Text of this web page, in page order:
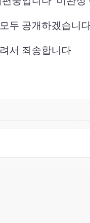
두 공개하겠습니
서 죄송합니다